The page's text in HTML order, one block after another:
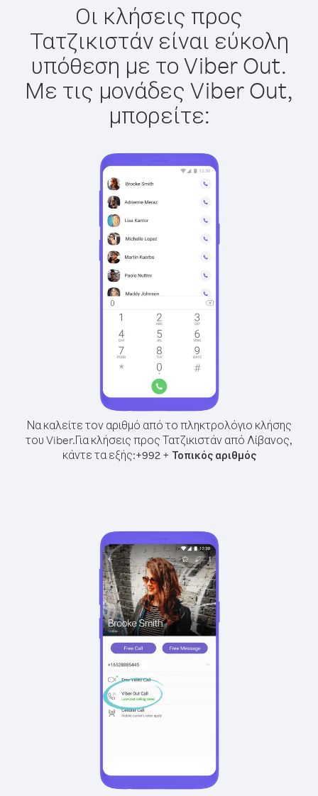
Οι κλήσεις προς
Τατζικιστάν είναι εύκολη
υπόθεση με το Viber Out.
Με τις μονάδες Viber Out,
μπορείτε:
Να καλείτε τον αριθμό από το πληκτρολόγιο κλήσης
του Viber.Για κλήσεις προς Τατζικιστάν από Λίβανος,
κάντε τα εξής:+992+ Τοπικός αριθμός